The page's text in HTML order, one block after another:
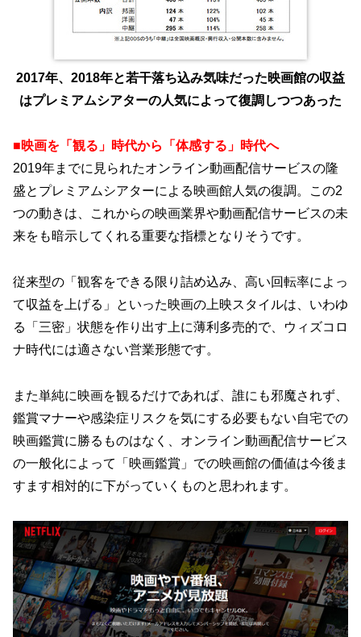
2017年、2018年と若干落ち込み気味だった映画館の収益
はプレミアムシアターの人気によって復調しつつあった
■映画を「観る」時代から「体感する」時代へ
2019年までに見られたオンライン動画配信サービスの隆
盛とプレミアムシアターによる映画館人気の復調。この2
つの動きは、これからの映画業界や動画配信サービスの未
来をも暗示してくれる重要な指標となりそうです。
従来型の「観客をできる限り詰め込み、高い回転率によっ
て収益を上げる」といった映画の上映スタイルは、いわゆ
る「三密」状態を作り出す上に薄利多売的で、ウィズコロ
ナ時代には適さない営業形態です。
また単純に映画を観るだけであれば、誰にも邪魔されず、
鑑賞マナーや感染症リスクを気にする必要もない自宅での
映画鑑賞に勝るものはなく、オンライン動画配信サービス
の一般化によって「映画鑑賞」での映画館の価値は今後ま
すます相対的に下がっていくものと思われます。